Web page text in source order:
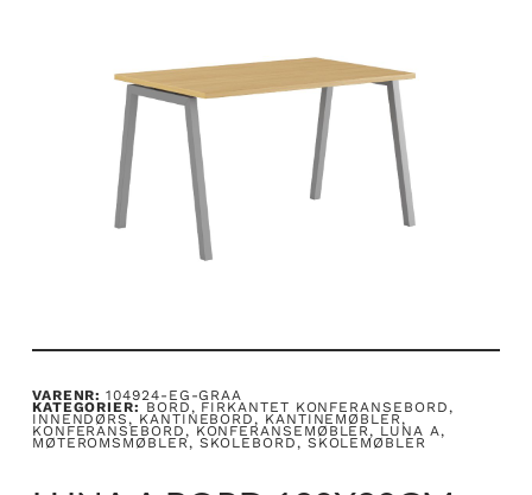
VARENR:104924-EG-GRAA
KATEGORIER: BORD, FIRKANTET KONFERANSEBORD,
INNENDØRS, KANTINEBORD, KANTINEMØBLER,
KONFERANSEBORD, KONFERANSEMØBLER, LUNA A,
MØTEROMSMØBLER, SKOLEBORD, SKOLEMØBLER